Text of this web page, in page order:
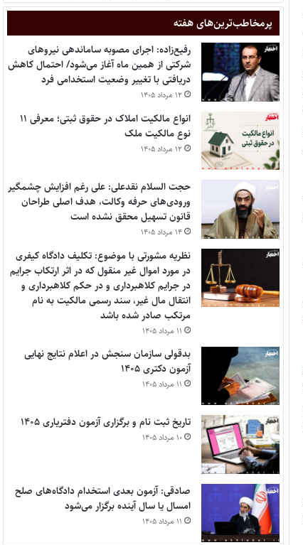
پر‌مخاطب‌ترین‌های هفته
رفیع‌زاده: اجرای مصوبه ساماندهی نیروهای
شرکتی از همین ماه آغاز می‌شود/ احتمال کاهش
دریافتی با تغییر وضعیت استخدامی فرد
۱۲ مرداد ۱۴۰۵
انواع مالکیت املاک در حقوق ثبتی؛ معرفی ۱۱
نوع مالکیت ملک
۱۲ مرداد ۱۴۰۵
حجت السلام نقدعلی: علی رغم افزایش چشمگیر
ورودی‌های حرفه وکالت، هدف اصلی طراحان
قانون تسهیل محقق نشده است
۱۴ مرداد ۱۴۰۵
نظریه مشورتی با موضوع: تکلیف دادگاه کیفری
در مورد اموال غیر منقول که در اثر ارتکاب جرایم
در جرایم کلاهبرداری و در حکم کلاهبرداری و
انتقال مال غیر، سند رسمی مالکیت به نام
مرتکب صادر شده باشد
۱۱ مرداد ۱۴۰۵
بدقولی سازمان سنجش در اعلام نتایج نهایی
آزمون دکتری ۱۴۰۵
۱۱ مرداد ۱۴۰۵
تاریخ ثبت نام و برگزاری آزمون دفتریاری ۱۴۰۵
۱۰ مرداد ۱۴۰۵
صادقی: آزمون بعدی استخدام دادگاه‌های صلح
امسال یا سال آینده برگزار می‌شود
۱۱ مرداد ۱۴۰۵